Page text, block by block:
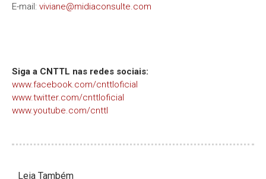
E-mail: viviane@midiaconsulte.com
Siga a CNTTL nas redes sociais:
www.facebook.com/cnttloficial
www.twitter.com/cnttloficial
www.youtube.com/cnttl
Leia Também